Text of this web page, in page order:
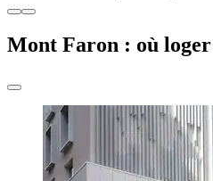
Mont Faron : où